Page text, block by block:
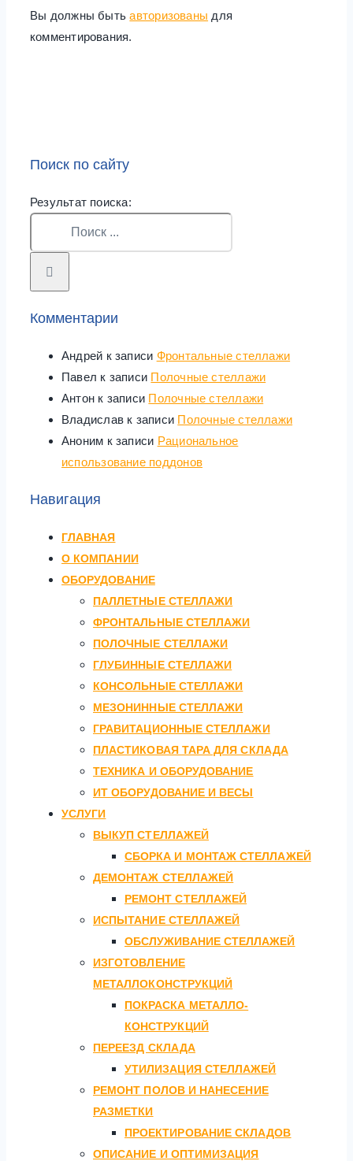
Вы должны бытьавторизованы для
комментирования.
Поиск по сайту
Результат поиска:
Комментарии
Андрей к записи Фронтальные стеллажи
Павел к записи Полочные стеллажи
Антон к записи Полочные стеллажи
Владислав к записи Полочные стеллажи
Аноним к записи Рациональное
использование поддонов
Навигация
ГЛАВНАЯ
О КОМПАНИИ
ОБОРУДОВАНИЕ
ПАЛЛЕТНЫЕ СТЕЛЛАЖИ
ФРОНТАЛЬНЫЕ СТЕЛЛАЖИ
ПОЛОЧНЫЕ СТЕЛЛАЖИ
ГЛУБИННЫЕ СТЕЛЛАЖИ
КОНСОЛЬНЫЕ СТЕЛЛАЖИ
МЕЗОНИННЫЕ СТЕЛЛАЖИ
ГРАВИТАЦИОННЫЕ СТЕЛЛАЖИ
ПЛАСТИКОВАЯ ТАРА ДЛЯ СКЛАДА
ТЕХНИКА И ОБОРУДОВАНИЕ
ИТ ОБОРУДОВАНИЕ И ВЕСЫ
УСЛУГИ
ВЫКУП СТЕЛЛАЖЕЙ
СБОРКА И МОНТАЖ СТЕЛЛАЖЕЙ
ДЕМОНТАЖ СТЕЛЛАЖЕЙ
РЕМОНТ СТЕЛЛАЖЕЙ
ИСПЫТАНИЕ СТЕЛЛАЖЕЙ
ОБСЛУЖИВАНИЕ СТЕЛЛАЖЕЙ
ИЗГОТОВЛЕНИЕ
МЕТАЛЛОКОНСТРУКЦИЙ
ПОКРАСКА МЕТАЛЛО-
КОНСТРУКЦИЙ
ПЕРЕЕЗД СКЛАДА
УТИЛИЗАЦИЯ СТЕЛЛАЖЕЙ
РЕМОНТ ПОЛОВ И НАНЕСЕНИЕ
РАЗМЕТКИ
ПРОЕКТИРОВАНИЕ СКЛАДОВ
ОПИСАНИЕ И ОПТИМИЗАЦИЯ